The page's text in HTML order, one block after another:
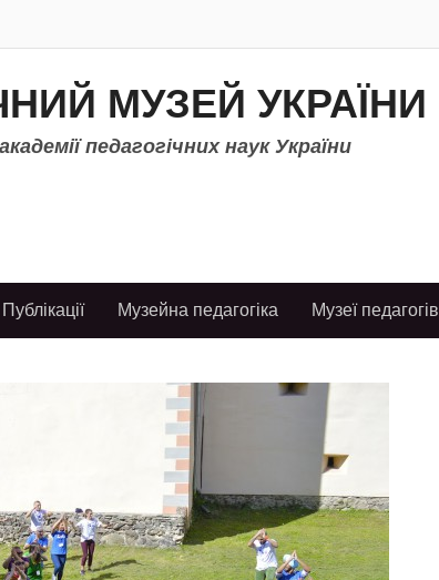
МУЗЕЙ УКРАЇНИ
педагогічних наук України
Публікації Музейна педагогіка Музеї педагогів